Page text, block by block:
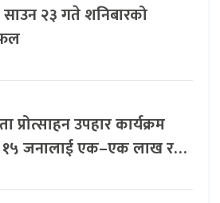
२३ गते शनिबारको
प्रोत्साहन उपहार कार्यक्रम
जनालाई एक–एक लाख र…